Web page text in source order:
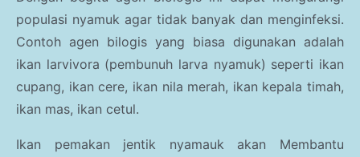
populasi nyamuk agar tidak banyak dan menginfeksi.
Contoh agen bilogis yang biasa digunakan adalah
ikan larvivora (pembunuh larva nyamuk) seperti ikan
cupang, ikan cere, ikan nila merah, ikan kepala timah,
ikan mas, ikan cetul.
Ikan pemakan jentik nyamauk akan Membantu